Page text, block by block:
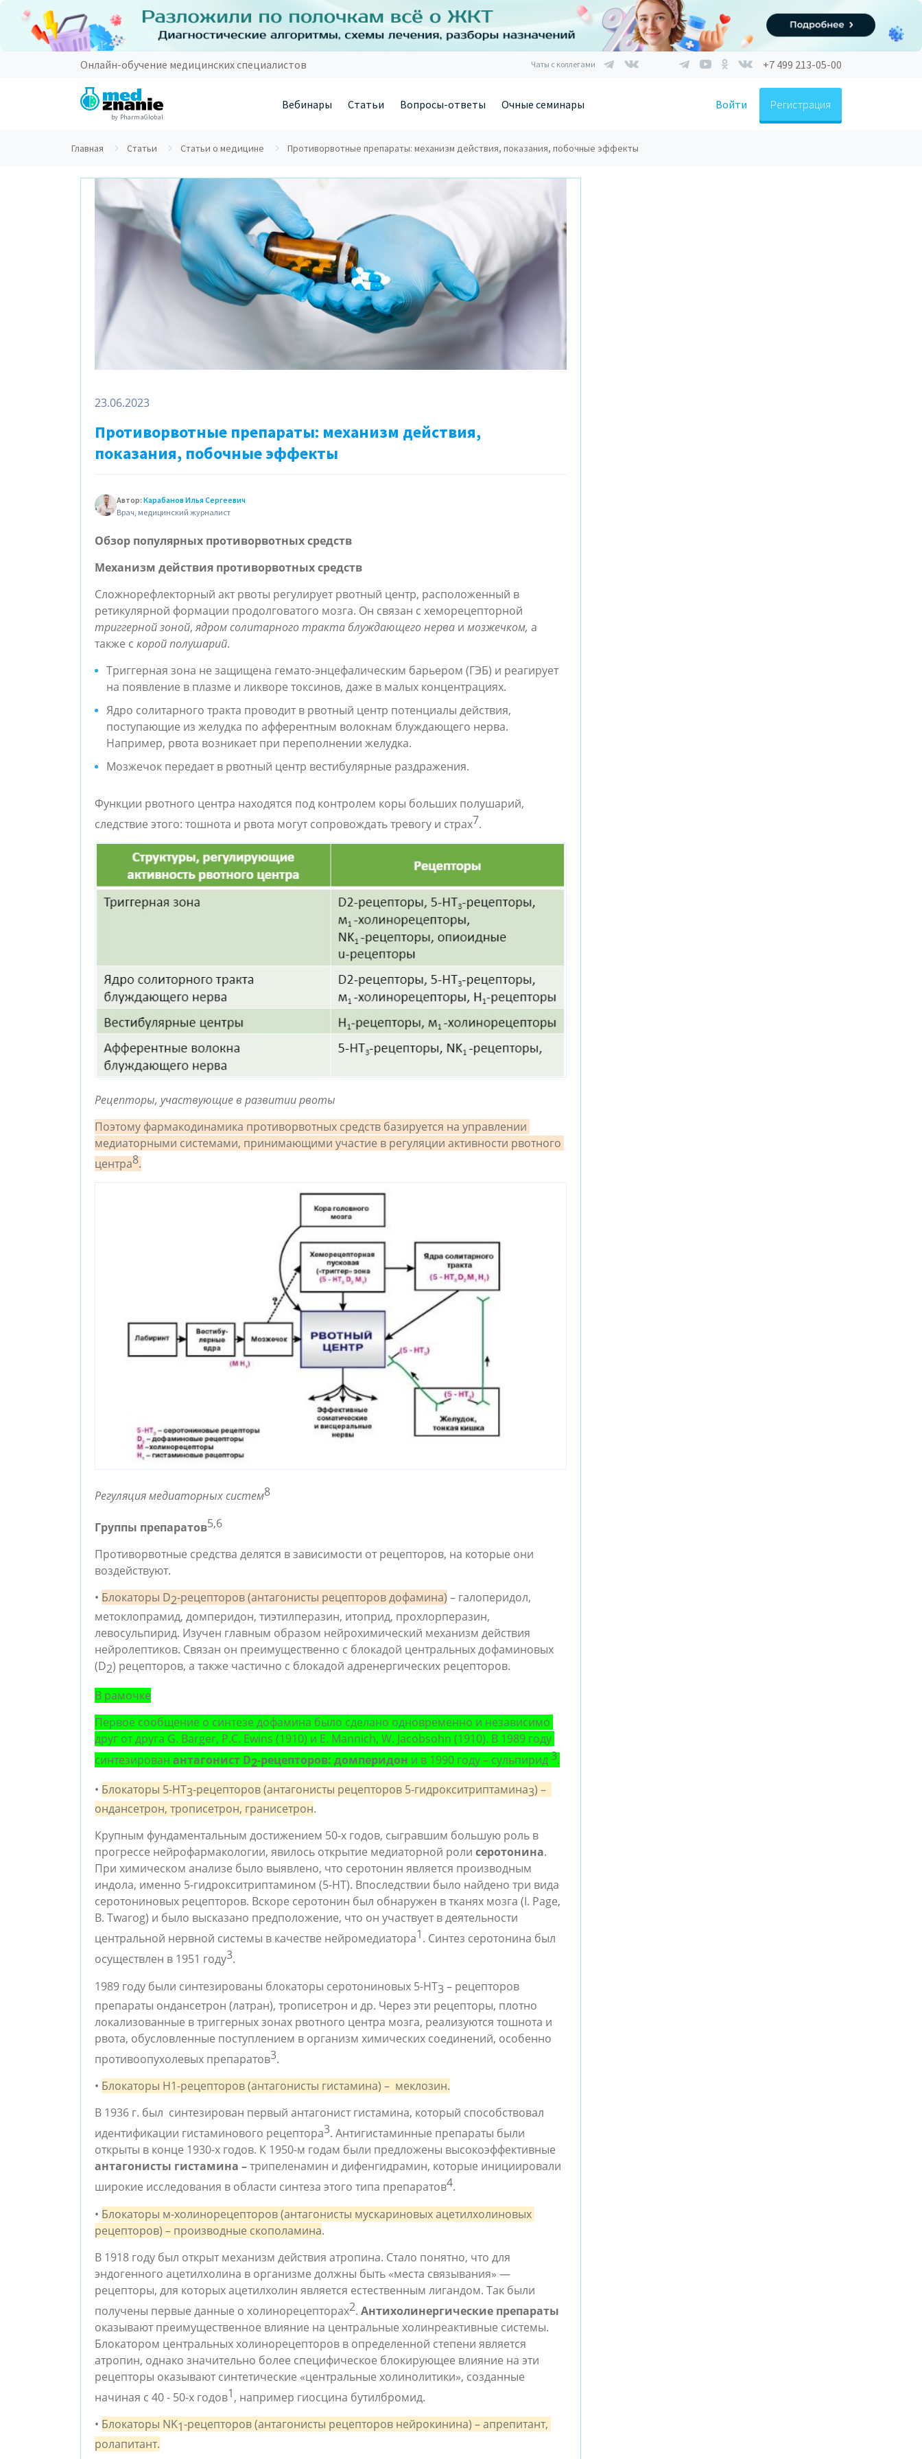
Онлайн-обучение медицинских специалистов Чаты с коллегами +7 499 213-05-00
by PharmaGlobal
Вебинары Статьи Вопросы-ответы Очные семинары Войти Регистрация
Главная Статьи Статьи о медицине Противорвотные препараты: механизм действия, показания, побочные эффекты
23.06.2023
Противорвотные препараты: механизм действия,
показания, побочные эффекты
Автор: Карабанов Илья Сергеевич
Врач, медицинский журналист
Обзор популярных противорвотных средств
Механизм действия противорвотных средств
Сложнорефлекторный акт рвоты регулирует рвотный центр, расположенный в
триггерной зоной, ядром солитарного тракта блуждающего нерва и мозжечком, а
также с корой полушарий.
Триггерная зона не защищена гемато-энцефалическим барьером (ГЭБ) и реагирует
на появление в плазме и ликворе токсинов, даже в малых концентрациях.
Ядро солитарного тракта проводит в рвотный центр потенциалы действия,
поступающие из желудка по афферентным волокнам блуждающего нерва.
Например, рвота возникает при переполнении желудка.
Мозжечок передает в рвотный центр вестибулярные раздражения.
Функции рвотного центра находятся под контролем коры больших полушарий,
следствие этого: тошнота и рвота могут сопровождать тревогу и страх7.
Рецепторы, участвующие в развитии рвоты
Поэтому фармакодинамика противорвотных средств базируется на управлении
медиаторными системами, принимающими участие в регуляции активности рвотного
центра8.
Регуляция медиаторных систем8
Группы препаратов5,6
Противорвотные средства делятся в зависимости от рецепторов, на которые они
воздействуют.
• Блокаторы D2-рецепторов (антагонисты рецепторов дофамина) – гaлоперидол,
метоклопрaмид, домперидон, тиэтилперaзин, итоприд, прохлорперазин,
левосульпирид. Изучен главным образом нейрохимический механизм действия
нейролептиков. Связан он преимущественно с блокадой центральных дофаминовых
(D2) рецепторов, а также частично с блокадой адренергических рецепторов.
В рамочке
Первое сообщение о синтезе дофамина было сделано одновременно и независимо
друг от друга G. Barger, P.C. Ewins (1910) и E. Mannich, W. Jacobsohn (1910). В 1989 году
синтезирован антагонист D2-рецепторов: домперидон и в 1990 году – сульпирид 3.
• Блокаторы 5-НТ3-рецепторов (антагонисты рецепторов 5-гидрокситриптамина3) –
ондaнсетрон, трописетрон, грaнисетрон.
Крупным фундаментальным достижением 50-х годов, сыгравшим большую роль в
прогрессе нейрофармакологии, явилось открытие медиаторной роли серотонина.
При химическом анализе было выявлено, что серотонин является производным
индола, именно 5-гидрокситриптамином (5-НТ). Впоследствии было найдено три вида
серотониновых рецепторов. Вскоре серотонин был обнаружен в тканях мозга (I. Page,
B. Twarog) и было высказано предположение, что он участвует в деятельности
центральной нервной системы в качестве нейромедиатора1. Синтез серотонина был
осуществлен в 1951 году3.
1989 году были синтезированы блокаторы серотониновых 5-HT3 – рецепторов
препараты ондансетрон (латран), трописетрон и др. Через эти рецепторы, плотно
локализованные в триггерных зонах рвотного центра мозга, реализуются тошнота и
рвота, обусловленные поступлением в организм химических соединений, особенно
противоопухолевых препаратов3.
• Блокаторы H1-рецепторов (антагонисты гистамина) –  меклозин.
В 1936 г. был  синтезирован первый антагонист гистамина, который способствовал
идентификации гистаминового рецептора3. Антигистаминные препараты были
антагонисты гистамина – трипеленамин и дифенгидрамин, которые инициировали
широкие исследования в области синтеза этого типа препаратов4.
• Блокаторы м-холинорецепторов (антагонисты мускариновых ацетилхолиновых
рецепторов) – производные скополaмина.
В 1918 году был открыт механизм действия атропина. Стало понятно, что для
эндогенного ацетилхолина в организме должны быть «места связывания» —
рецепторы, для которых ацетилхолин является естественным лигандом. Так были
получены первые данные о холинорецепторах2. Антихолинергические препараты
оказывают преимущественное влияние на центральные холинреактивные системы.
Блокатором центральных холинорецепторов в определенной степени является
атропин, однако значительно более специфическое блокирующее влияние на эти
рецепторы оказывают синтетические «центральные холинолитики», созданные
начиная с 40 - 50-х годов1, например гиосцина бутилбромид.
• Блокаторы NK1-рецепторов (антагонисты рецепторов нейрокинина) – aпрепитaнт,
ролaпитaнт.